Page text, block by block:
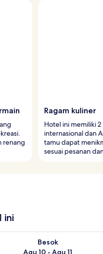
renang
Ragam kuliner
Hotel ini memiliki
internasional dan
tamu dapat
sesuai pesanan
ini
10
Besok
Agu 10 - Agu 11
ketersediaan untuk besok